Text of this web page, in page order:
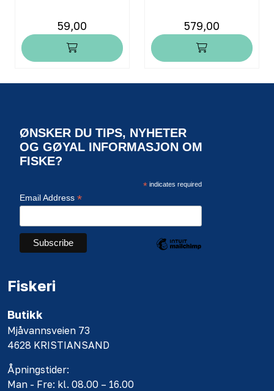
59,00 579,00
ØNSKER DU TIPS, NYHETER
OG GØYAL INFORMASJON OM
FISKE?
*indicates required
Email Address *
Fiskeri
Butikk
Mjåvannsveien 73
4628 KRISTIANSAND
Åpningstider:
Man - Fre: kl. 08.00 – 16.00